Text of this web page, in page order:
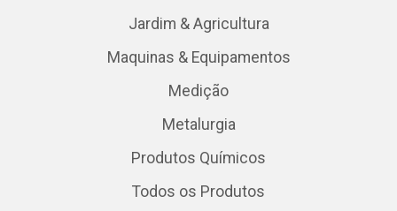
Jardim & Agricultura
Maquinas & Equipamentos
Medição
Metalurgia
Produtos Químicos
Todos os Produtos